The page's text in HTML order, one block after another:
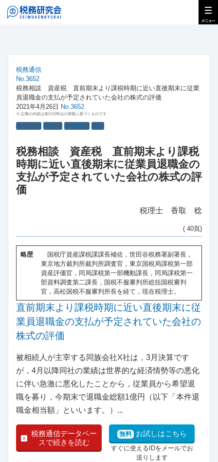
税務通信
No.3652
税務相談 資産税 直前期末より課税時期に近い直後期末に従業
員退職金の支払が予定されていた会社の株式の評価
2021年4月26日 No.3652
※ 記事の内容は発行日時点の情報に基づくものです
株式評価 相続税 税務相談 解説
税務相談 資産税 直前期末より課税
時期に近い直後期末に従業員退職金の
支払が予定されていた会社の株式の評
価
税理士 香取 稔
( 40頁)
略歴
国税庁資産課税課課長補佐，世田谷税務署副署長，
東京地方裁判所裁判所調査官，東京国税局課税第一部
資産評価官，同局課税第一部機動課長，同局課税第一
部資料調査第二課長，国税不服審判所総括国税審判
官，高松国税不服審判所長を経て，現在税理士。
直前期末より課税時期に近い直後期末に従
業員退職金の支払が予定されていた会社の
株式の評価
被相続人が主宰する同族会社X社は，3月決算です
が，4月以降同社の業績は世界的な経済情勢等の悪化
に伴い急激に悪化したことから，従業員から希望退
職を募り，今期末で退職金総額1億円（以下「本件退
職金相当額」といいます。）...
税務通信データベー
スで続きを読む
無料 お試しはこちら
すぐに使えるIDをメールでお
送りします